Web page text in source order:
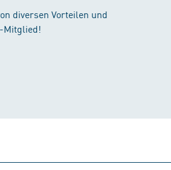
diversen Vorteilen und
Mitglied!